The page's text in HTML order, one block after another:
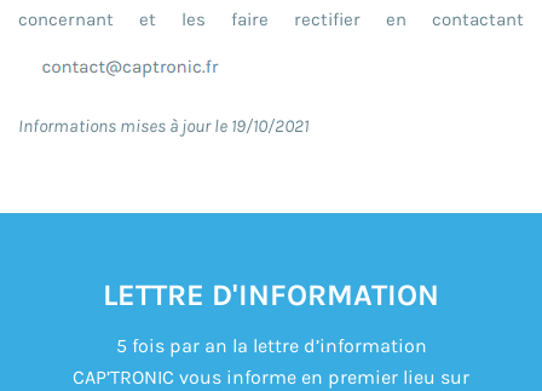
concernant et les faire rectifier en contactant
Informations mises à jour le 19/10/2021
LETTRE D'INFORMATION
5 fois par an la lettre d’information
CAP’TRONIC vous informe en premier lieu sur